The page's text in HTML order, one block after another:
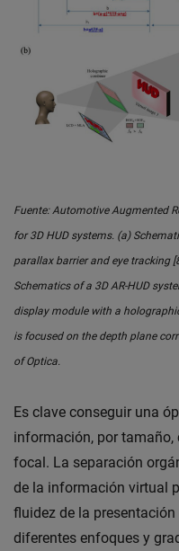
Fuente: Automotive Augmented
for 3D HUD systems. (a)
parallax barrier and eye tracking
Schematics of a 3D AR-HUD
display module with a
is focused on the depth plane
of Optica.
Es clave conseguir una
información, por
focal. La separación
de la información virtual
fluidez de la
diferentes enfoques y